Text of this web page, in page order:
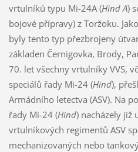
vrtulníků typu Mi-24A (Hind A)
bojové přípravy) z Toržoku.
byly tento typ přezbrojeny
základen Černigovka, Brody,
70. let všechny vrtulníky VVS,
speciálů řady Mi-24 (Hind),
Armádního letectva (ASV). Na
řady Mi-24 (Hind) nacházely již
vrtulníkových regimentů ASV
mechanizovaných nebo